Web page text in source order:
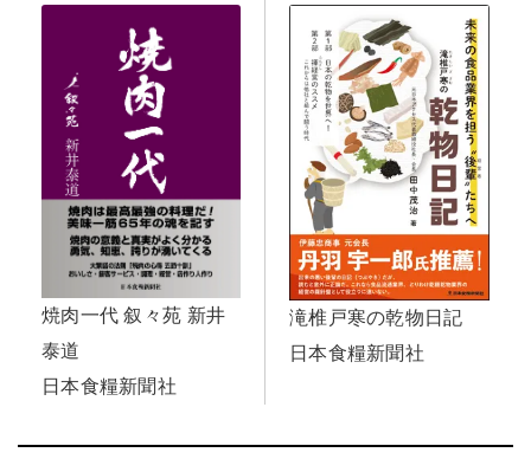
焼肉一代 叙々苑 新井
泰道
日本食糧新聞社
滝椎戸寒の乾物日記
日本食糧新聞社